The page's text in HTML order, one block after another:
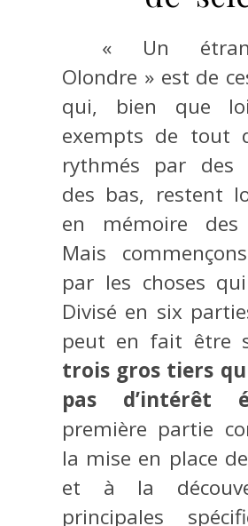
« Un
Olondre » est de
qui, bien que
exempts de tout
rythmés par des
des bas, restent
en mémoire des
Mais
par les choses
Divisé en six
peut en fait être
trois gros tiers
pas d’intérêt
première partie
la mise en place
et à la
principales